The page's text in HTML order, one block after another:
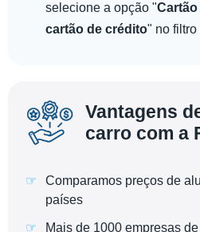
selecione a opção "
cartão de crédito" no filtro
Vantagens
carro com a
Comparamos preços de
países
Mais de 1000 empresas